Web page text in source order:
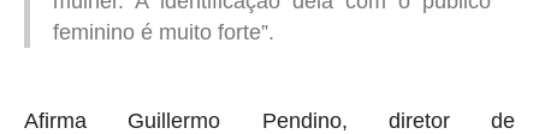
feminino é muito forte”.
Afirma Guillermo Pendino, diretor de